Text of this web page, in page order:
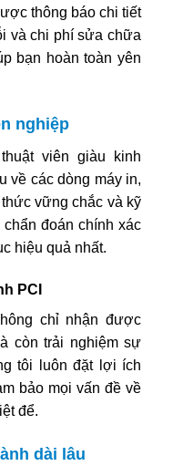
thông báo chi tiết
và chi phí sửa chữa
bạn hoàn toàn yên
nghiệp
viên giàu kinh
về các dòng máy in,
vững chắc và kỹ
đoán chính xác
hiệu quả nhất.
PCI
chỉ nhận được
còn trải nghiệm sự
tôi luôn đặt lợi ích
bảo mọi vấn đề về
để.
dài lâu